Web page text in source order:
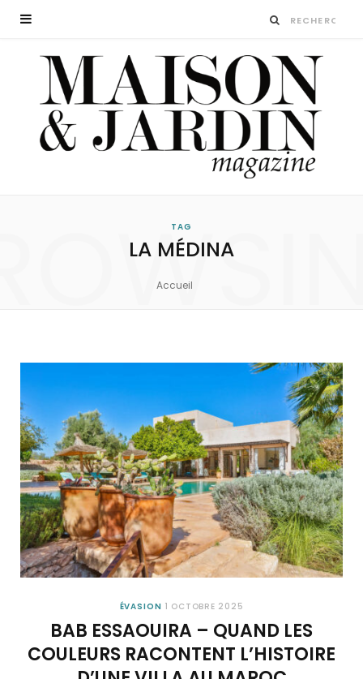
TAG
LA MÉDINA
Accueil
ÉVASION 1 OCTOBRE 2025
BAB ESSAOUIRA – QUAND LES
COULEURS RACONTENT L’HISTOIRE